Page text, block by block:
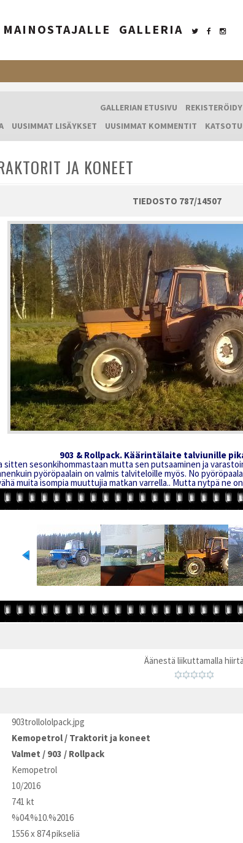
MAINOSTAJALLE GALLERIA
GALLERIAN ETUSIVU REKISTERÖIDY
UUSIMMAT LISÄYKSET UUSIMMAT KOMMENTIT
JA KONEET
TIEDOSTO 787/14507
903 & Rollpack. Käärintälaite talviunille
sesonkihommastaan mutta sen putsaaminen ja
pyöröpaalain on valmis talviteloille myös. No
muita isompia muuttujia matkan varrella.. Mutta nytpä ne
Äänestä liikuttamalla hiirtä
903trollololpack.jpg
Kemopetrol / Traktorit ja koneet
Valmet / 903 / Rollpack
Kemopetrol
10/2016
741 kt
%04.%10.%2016
1556 x 874 pikseliä